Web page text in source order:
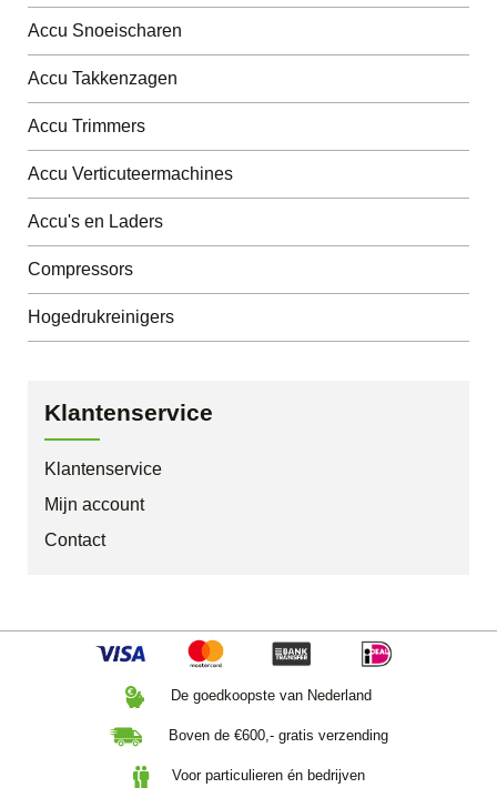
Accu Snoeischaren
Accu Takkenzagen
Accu Trimmers
Accu Verticuteermachines
Accu's en Laders
Compressors
Hogedrukreinigers
Klantenservice
Klantenservice
Mijn account
Contact
De goedkoopste van Nederland
Boven de €600,- gratis verzending
Voor particulieren én bedrijven